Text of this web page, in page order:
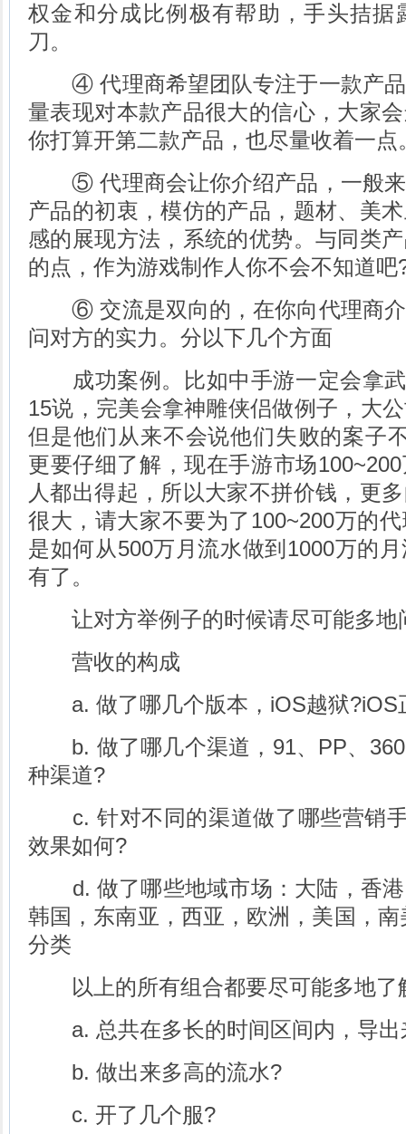
权金和分成比例极有帮助，手头拮据
刀。
④ 代理商希望团队专注于一款产品
量表现对本款产品很大的信心，大家
你打算开第二款产品，也尽量收着一点
⑤ 代理商会让你介绍产品，一般来
产品的初衷，模仿的产品，题材、美
感的展现方法，系统的优势。与同类
的点，作为游戏制作人你不会不知道吧
⑥ 交流是双向的，在你向代理商介
问对方的实力。分以下几个方面
成功案例。比如中手游一定会拿武
15说，完美会拿神雕侠侣做例子，大
但是他们从来不会说他们失败的案子
更要仔细了解，现在手游市场
人都出得起，所以大家不拼价钱，更
很大，请大家不要为了100~200万的
是如何从500万月流水做到1000万的
有了。
让对方举例子的时候请尽可能多地
营收的构成
a. 做了哪几个版本，iOS越狱?iOS
b. 做了哪几个渠道，91、PP、360
种渠道?
c. 针对不同的渠道做了哪些营销手
效果如何?
d. 做了哪些地域市场：大陆，香港
韩国，东南亚，西亚，欧洲，美国，
分类
以上的所有组合都要尽可能多地了
a. 总共在多长的时间区间内，导出
b. 做出来多高的流水?
c. 开了几个服?